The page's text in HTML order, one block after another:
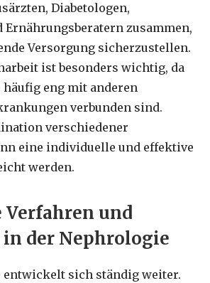
Diabetologen,
Ernährungsberatern zusammen,
Versorgung sicherzustellen.
ist besonders wichtig, da
eng mit anderen
verbunden sind.
verschiedener
eine individuelle und effektive
werden.
und
in der Nephrologie
entwickelt sich ständig weiter.